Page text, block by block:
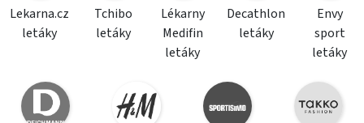
Lekarna.cz
letáky
Tchibo
letáky
Lékarny
Medifin
letáky
Decathlon
letáky
Envy
sport
letáky